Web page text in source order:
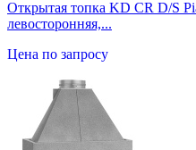
Открытая топка KD CR D/S
левосторонняя,...
Цена по запросу